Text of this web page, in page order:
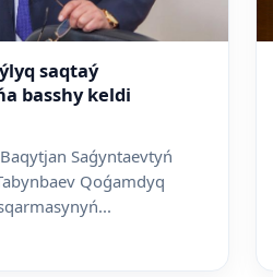
saqtaý
basshy keldi
Saǵyntaevtyń
Qoǵamdyq